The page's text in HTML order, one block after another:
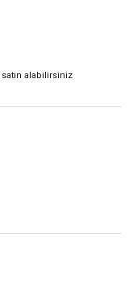
satın alabilirsiniz